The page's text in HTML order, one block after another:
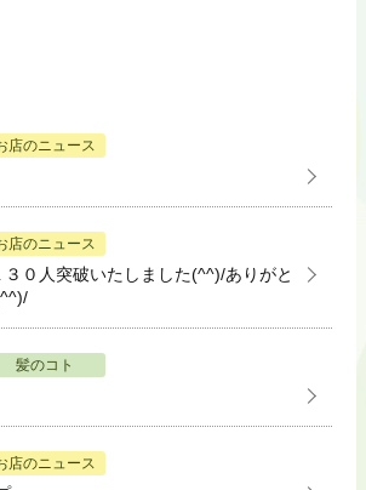
店のニュース
店のニュース
０人突破いたしました(^^)/ありがと
髪のコト
店のニュース